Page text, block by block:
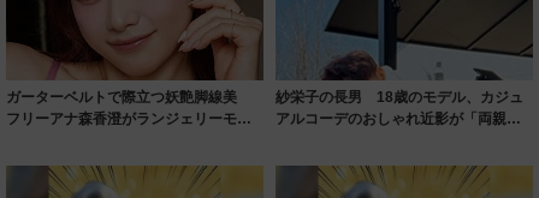
ガーターベルトで際立つ妖艶脚線美
フリーアナ森香澄がランジェリーモデ
紗栄子の長男 18歳のモデル、カジュ
アルコーデのおしゃれ近影が「両親の